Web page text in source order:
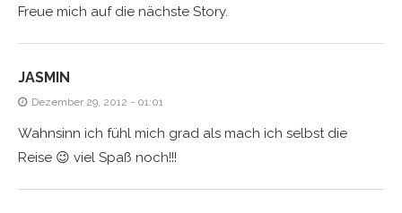
Freue mich auf die nächste Story.
JASMIN
Dezember 29, 2012 - 01:01
Wahnsinn ich fühl mich grad als mach ich selbst die
Reise 😉 viel Spaß noch!!!